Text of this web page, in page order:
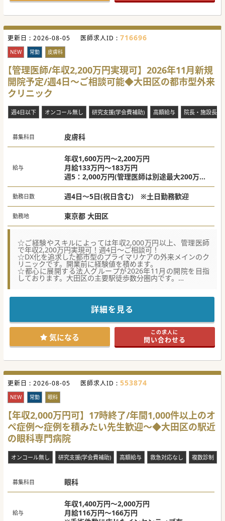
■20代から50代の患者さんが中心で、特に20代の割合が高
くビジネスマンの利用が多い都市型のクリニックです。
■DXを活用し来院から帰宅まで15分を目標としています。
ほとんどの患者さんが予約をして来院されています。
■保険診療が中心(9割)ですが一部自費診療も行っており、
「重症化を防ぐ医療」を体現しています。
【職場環境と雰囲気】
■診療中にチャットでの相談も可能！運営を支援している部
隊のドクターから即時回答もあるため、スピード感を持って
解決できます。
■定着率の抜群の高さを誇ります。ワークライフバランスを
ます。
■定期的なシステム更新により、最新のDX環境を実現。その
#秋入職可
更新日 : 2026-08-05 医師求人ID : 716696
NEW 常勤 皮膚科
【管理医師/年収2,200万円実現可】2026年11月新規
開院予定/週4日～ご相談可能◆大田区の都市型外来
クリニック
週4日以下 オンコール無し 研究支援(学会費補助) 高額給与 院長・施設長募
募集科目 皮膚科
給与
年収1,600万円～2,200万円
月給133万円～183万円
週5：2,000万円(管理医師は別途最大200万円
の手当)
週4：1,600万円(管理医師は別途最大150万円
の手当)
勤務日数 週4日～5日(祝日含む) ※土日勤務歓迎
勤務地 東京都 大田区
☆ご経験やスキルによっては年収2,000万円以上、管理医師
で年収2,200万円実現可！週4日～ご相談可！
☆DX化を追求した都市型のプライマリケアの外来メインのク
リニックです。開業前に経験値を積めます。
☆都心に展開する法人グループが2026年11月の開院を目指
しております。大田区の主要駅徒歩数分圏内です。
■麻酔科や産婦人科から転科された医師も多数在籍！将来の
ために外来診療のスキルを身に着けたい方にオススメです。
■都市型プライマリケアの需要増加に対応するため、皮膚科
はじめ、幅広い診療科のドクターを募集しています。
■開業をお考えのドクターも歓迎です！具体的なノウハウを
学びながら、管理医師としてのスキルを磨くことができま
■20代から50代の患者さんが中心で、特に20代の割合が高
くビジネスマンの利用が多い都市型のクリニックです。
■DXを活用し来院から帰宅まで15分を目標としています。
ほとんどの患者さんが予約をして来院されています。
■保険診療が中心(9割)ですが一部自費診療も行っており、
「重症化を防ぐ医療」を体現しています。
【職場環境と雰囲気】
■診療中にチャットでの相談も可能！運営を支援している部
隊のドクターから即時回答もあるため、スピード感を持って
解決できます。
■定着率の抜群の高さを誇ります。ワークライフバランスを
ます。
■定期的なシステム更新により、最新のDX環境を実現。その
#秋入職可
詳細を見る
気になる この求人に
問い合わせる
更新日 : 2026-08-05 医師求人ID : 553874
NEW 常勤 眼科
【年収2,000万円可】17時終了/年間1,000件以上のオ
ペ症例～症例を積みたい先生歓迎～◆大田区の駅近
の眼科専門病院
オンコール無し 研究支援(学会費補助) 高額給与 救急対応なし 複数診制
募集科目 眼科
給与
年収1,400万円～2,000万円
月給116万円～166万円